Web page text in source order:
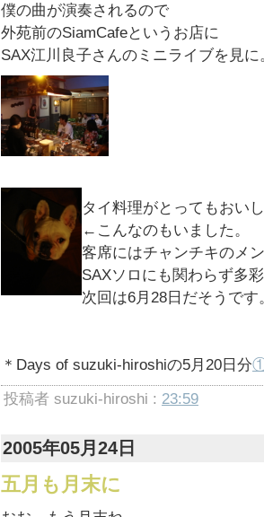
僕の曲が演奏されるので
外苑前のSiamCafeというお店に
SAX江川良子さんのミニライブを見に
タイ料理がとってもおい
←こんなのもいました。
客席にはチャンチキのメ
SAXソロにも関わらず多
次回は6月28日だそうです
＊Days of suzuki-hiroshiの5月20日分
投稿者 suzuki-hiroshi : 23:59
2005年05月24日
五月も月末に